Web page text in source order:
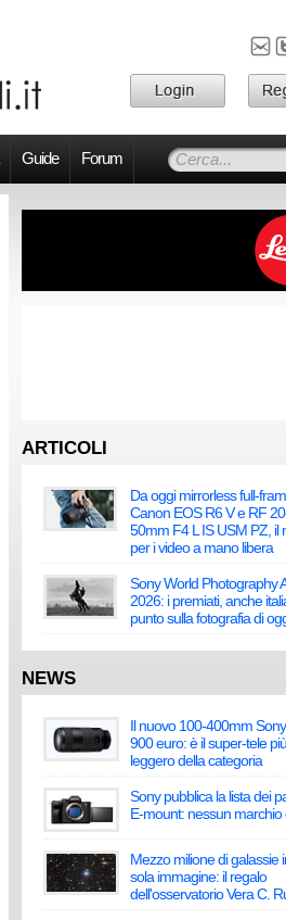
Guide Forum
ARTICOLI
Da oggi mirrorless full-
Canon EOS R6 V e RF
50mm F4 L IS USM PZ, il
per i video a mano libera
Sony World Photography
2026: i premiati, anche
punto sulla fotografia di
NEWS
Il nuovo 100-400mm
900 euro: è il super-tele più
leggero della categoria
Sony pubblica la lista dei
E-mount: nessun marchio
Mezzo milione di galassie
sola immagine: il regalo
dell'osservatorio Vera C.